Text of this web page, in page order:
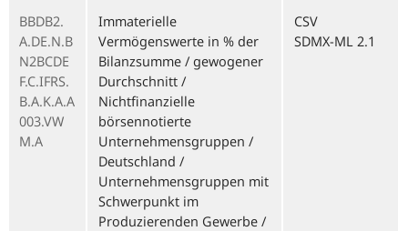
BBDB2.
A.DE.N.B
N2BCDE
F.C.IFRS.
B.A.K.A.A
003.VW
M.A
Immaterielle
Vermögenswerte in % der
Bilanzsumme / gewogener
Durchschnitt /
Nichtfinanzielle
börsennotierte
Unternehmensgruppen /
Deutschland /
Unternehmensgruppen mit
Schwerpunkt im
Produzierenden Gewerbe /
CSV
SDMX-ML 2.1